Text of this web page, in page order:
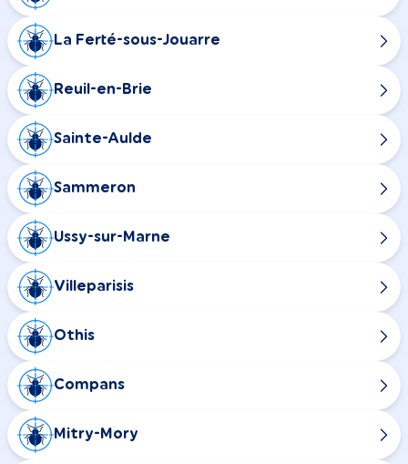
La Ferté-sous-Jouarre
Reuil-en-Brie
Sainte-Aulde
Sammeron
Ussy-sur-Marne
Villeparisis
Othis
Compans
Mitry-Mory